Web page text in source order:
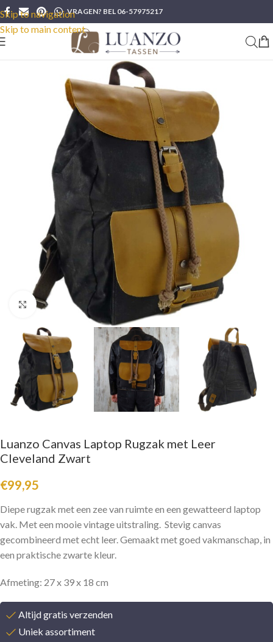
Skip to navigation
Skip to main content
VRAGEN? BEL 06-57975217
Click to enlarge
Luanzo Canvas Laptop Rugzak met Leer
Cleveland Zwart
€99,95
Diepe rugzak met een zee van ruimte en een gewatteerd laptop
vak. Met een mooie vintage uitstraling. Stevig canvas
gecombineerd met echt leer. Gemaakt met goed vakmanschap, in
een praktische zwarte kleur.
Afmeting: 27 x 39 x 18 cm
Altijd gratis verzenden
Uniek assortiment